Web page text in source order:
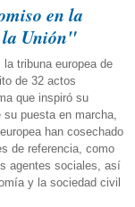
en la
la Unión"
tribuna europea de
de 32 actos
que inspiró su
puesta en marcha,
han cosechado
de referencia, como
agentes sociales, así
y la sociedad civil